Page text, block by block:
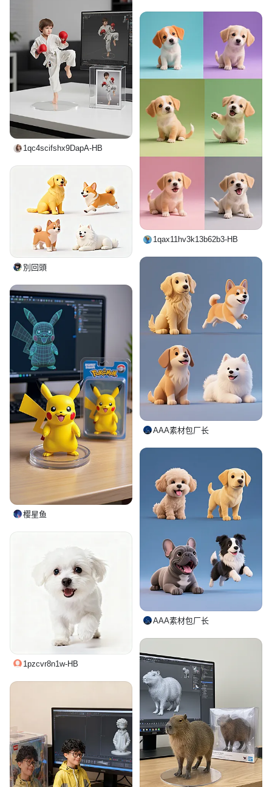
1qc4scifshx9DapA-HB
1qax11hv3k13b62b3-HB
別回頭
AAA素材包厂长
樱星鱼
AAA素材包厂长
1pzcvr8n1w-HB